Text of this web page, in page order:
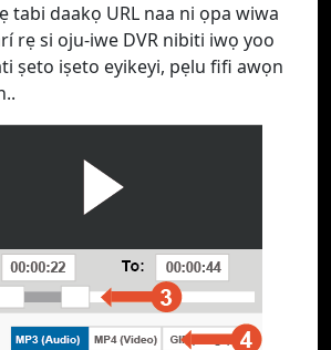
tabi daakọ URL naa ni ọpa wiwa
rẹ si oju-iwe DVR nibiti iwọ yoo
ṣeto iṣeto eyikeyi, pẹlu fifi awọn